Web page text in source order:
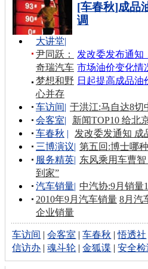
[车春秋]成品
调
发改委发布通知
市场油价变化情
日起提高成品
大讲堂|
尹同跃：
奇瑞汽车
梦想和野
心并存
车访间| 于洪江:马自达8切
会客室|
新闻TOP10 给北
车春秋 |
发改委发通知 成
三博演议| 第五回:博士哪
服务精英| 东风乘用车曹
到家”
汽车销量| 中汽协:9月销量
2010年9月汽车销量 8月汽
企业销量
车访间 |会客室 |车春秋 |悟透社
信访办 |魂斗轮 |金狐谍 |安全检